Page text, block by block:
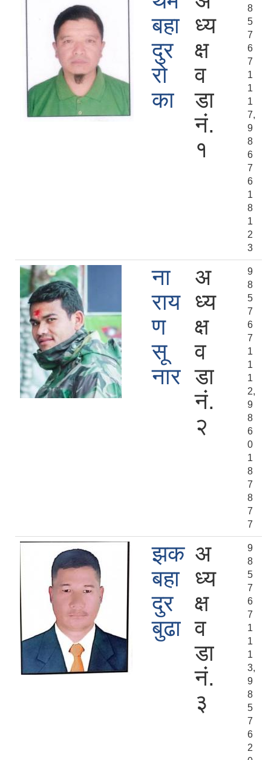
बहा
दुर
रो
का
ध्य
क्ष
व
डा
नं.
१
8
5
7
6
7
1
1
1
7,
9
8
6
7
6
1
8
1
2
3
ना
राय
ण
सू
नार
अ
ध्य
क्ष
व
डा
नं.
२
9
8
5
7
6
7
1
1
1
2,
9
8
6
0
1
8
7
8
7
7
झक
बहा
दुर
बुढा
अ
ध्य
क्ष
व
डा
नं.
३
9
8
5
7
6
7
1
1
1
3,
9
8
5
7
6
2